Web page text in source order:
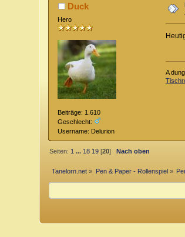
Duck
Hero
Beiträge: 1.610
Geschlecht:
Username: Delurion
A
Seiten: 1 ... 18 19 [20]Nach oben
Tanelorn.net » Pen & Paper - Rollenspiel »